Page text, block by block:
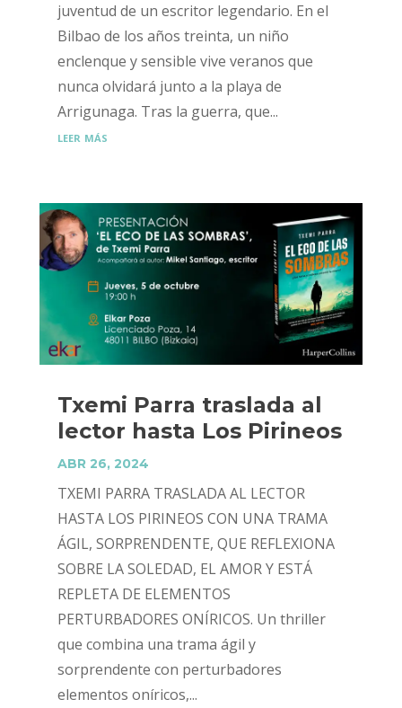
juventud de un escritor legendario. En el
Bilbao de los años treinta, un niño
enclenque y sensible vive veranos que
nunca olvidará junto a la playa de
Arrigunaga. Tras la guerra, que...
leer más
Txemi Parra traslada al
lector hasta Los Pirineos
ABR 26, 2024
TXEMI PARRA TRASLADA AL LECTOR
HASTA LOS PIRINEOS CON UNA TRAMA
ÁGIL, SORPRENDENTE, QUE REFLEXIONA
SOBRE LA SOLEDAD, EL AMOR Y ESTÁ
REPLETA DE ELEMENTOS
PERTURBADORES ONÍRICOS. Un thriller
que combina una trama ágil y
sorprendente con perturbadores
elementos oníricos,...